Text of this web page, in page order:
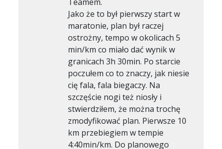
Jako że to był pierwszy start w
maratonie, plan był raczej
ostrożny, tempo w okolicach 5
min/km co miało dać wynik w
granicach 3h 30min. Po starcie
poczułem co to znaczy, jak niesie
cię fala, fala biegaczy. Na
szczęście nogi też niosły i
stwierdziłem, że można trochę
zmodyfikować plan. Pierwsze 10
km przebiegiem w tempie
4:40min/km. Do planowego